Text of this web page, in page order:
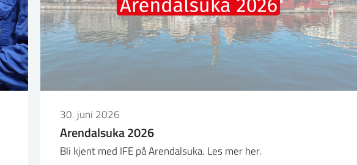
30. juni 2026
Arendalsuka 2026
Bli kjent med IFE på Arendalsuka. Les mer her.